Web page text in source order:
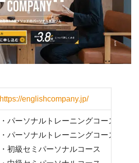
https://englishcompany.jp/
・パーソナルトレーニングコース
・パーソナルトレーニングコースIT英
・初級セミパーソナルコース